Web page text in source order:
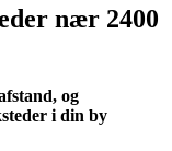
nær 2400
og
i din by